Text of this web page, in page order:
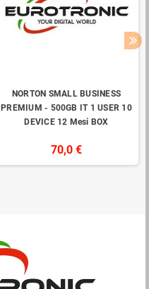
NORTON SMALL BUSINESS
PREMIUM - 500GB IT 1 USER 10
DEVICE 12 Mesi BOX
70,0 €